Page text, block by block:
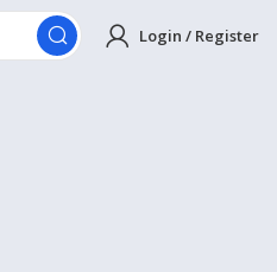
Login / Register